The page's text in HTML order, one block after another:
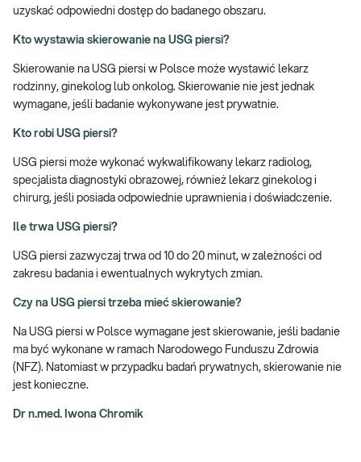
uzyskać odpowiedni dostęp do badanego obszaru.
Kto wystawia skierowanie na USG piersi?
Skierowanie na USG piersi w Polsce może wystawić lekarz
rodzinny, ginekolog lub onkolog. Skierowanie nie jest jednak
wymagane, jeśli badanie wykonywane jest prywatnie.
Kto robi USG piersi?
USG piersi może wykonać wykwalifikowany lekarz radiolog,
specjalista diagnostyki obrazowej, również lekarz ginekolog i
chirurg, jeśli posiada odpowiednie uprawnienia i doświadczenie.
Ile trwa USG piersi?
USG piersi zazwyczaj trwa od 10 do 20 minut, w zależności od
zakresu badania i ewentualnych wykrytych zmian.
Czy na USG piersi trzeba mieć skierowanie?
Na USG piersi w Polsce wymagane jest skierowanie, jeśli badanie
ma być wykonane w ramach Narodowego Funduszu Zdrowia
(NFZ). Natomiast w przypadku badań prywatnych, skierowanie nie
jest konieczne.
Dr n.med. Iwona Chromik